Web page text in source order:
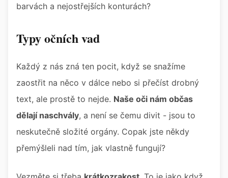
barvách a nejostřejších konturách?
Typy očních vad
Každý z nás zná ten pocit, když se snažíme
zaostřit na něco v dálce nebo si přečíst drobný
text, ale prostě to nejde. Naše oči nám občas
dělají naschvály, a není se čemu divit - jsou to
neskutečně složité orgány. Copak jste někdy
přemýšleli nad tím, jak vlastně fungují?